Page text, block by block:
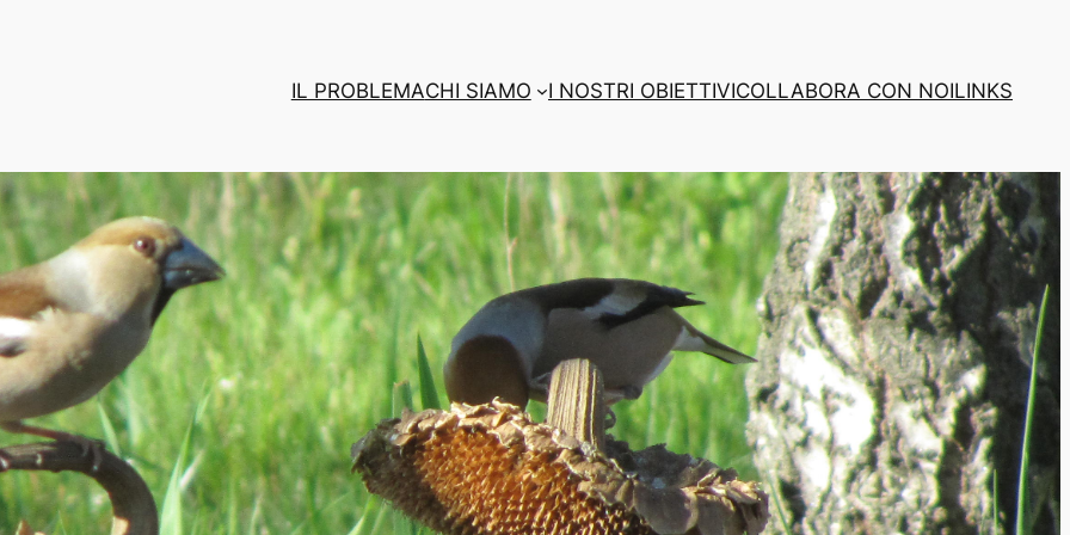
IL PROBLEMACHI SIAMO I NOSTRI OBIETTIVICOLLABORA CON NOILINKS